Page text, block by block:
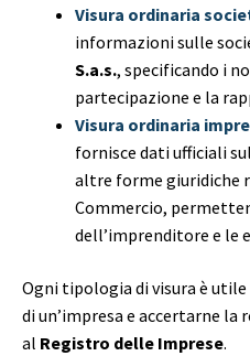
Visura ordinaria
informazioni sulle
S.a.s., specificando i
partecipazione e la
Visura ordinaria
fornisce dati ufficiali
altre forme giuridiche
Commercio,
dell’imprenditore e le
Ogni tipologia di visura è
di un’impresa e accertarne la
al Registro delle Imprese.